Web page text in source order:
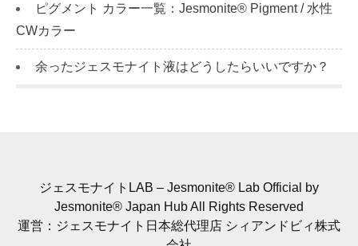
ピグメント カラー一覧：Jesmonite® Pigment / 水性
CWカラー
余ったジェスモナイト液はどうしたらいいですか？
ジェスモナイトLAB – Jesmonite® Lab Official by
Jesmonite® Japan Hub All Rights Reserved
運営：ジェスモナイト日本総代理店 シィアンドビィ株式